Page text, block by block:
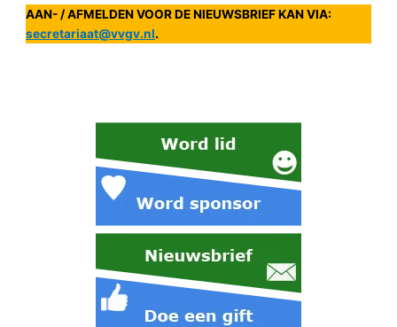
AAN- / AFMELDEN VOOR DE NIEUWSBRIEFKAN VIA:
secretariaat@vvgv.nl.